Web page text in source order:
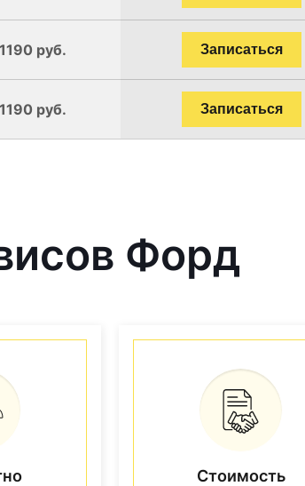
руб. Записаться
руб. Записаться
Форд
Стоимость